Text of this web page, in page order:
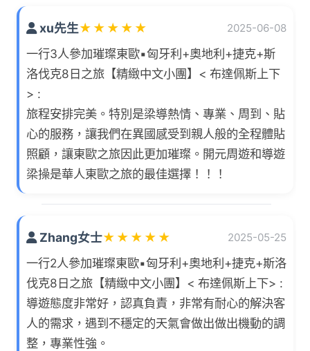
xu先生★ ★ ★ ★ ★ 2025-06-08
一行3人參加璀璨東歐▪匈牙利+奧地利+捷克+斯
洛伐克8日之旅【精緻中文小團】< 布達佩斯上下
> :
旅程安排完美。特別是梁導熱情、專業、周到、貼
心的服務，讓我們在異國感受到親人般的全程體貼
照顧，讓東歐之旅因此更加璀璨。開元周遊和導遊
梁操是華人東歐之旅的最佳選擇！！！
Zhang女士★ ★ ★ ★ ★ 2025-05-25
一行2人參加璀璨東歐▪匈牙利+奧地利+捷克+斯洛
伐克8日之旅【精緻中文小團】< 布達佩斯上下> :
導遊態度非常好，認真負責，非常有耐心的解決客
人的需求，遇到不穩定的天氣會做出做出機動的調
整，專業性強。